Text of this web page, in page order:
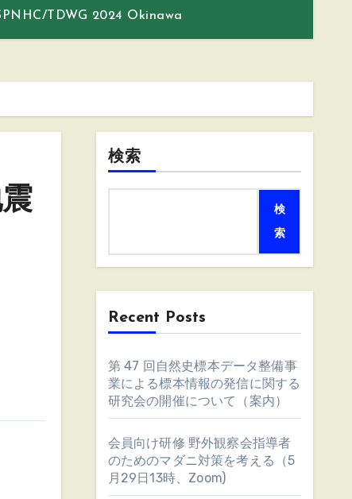
TDWG 2024 Okinawa
検索
検
索
Recent Posts
第 47 回自然史標本データ整備事
業による標本情報の発信に関する
研究会の開催について（案内）
会員向け研修 野外観察会指導者
のためのマダニ対策を考える（5
月29日13時、Zoom)